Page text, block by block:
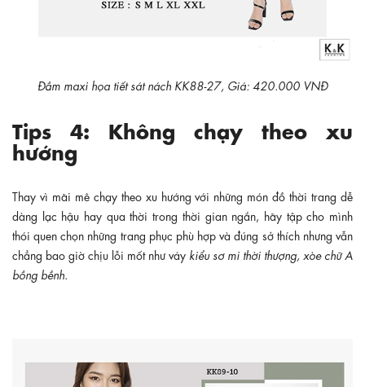
Đầm maxi họa tiết sát nách KK88-27, Giá: 420.000 VNĐ
Tips 4: Không chạy theo xu
hướng
Thay vì mãi mê chạy theo xu hướng với những món đồ thời trang dễ
dàng lạc hậu hay qua thời trong thời gian ngắn, hãy tập cho mình
thói quen chọn những trang phục phù hợp và đúng sở thích nhưng vẫn
chẳng bao giờ chịu lỗi mốt như váy kiểu sơ mi thời thượng, xòe chữ A
bồng bềnh.